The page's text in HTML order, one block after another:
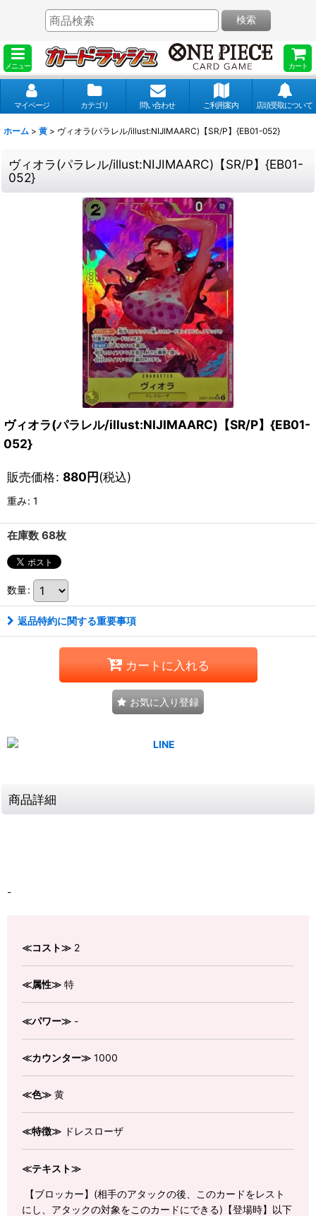
メニュー カート
検索
マイページ カテゴリ 問い合わせ ご利用案内 店頭受取について
ホーム > 黄 > ヴィオラ(パラレル/illust:NIJIMAARC)【SR/P】{EB01-052}
ヴィオラ(パラレル/illust:NIJIMAARC)【SR/P】{EB01-
052}
ヴィオラ(パラレル/illust:NIJIMAARC)【SR/P】{EB01-
052}
販売価格: 880円(税込)
重み: 1
在庫数 68枚
数量:
返品特約に関する重要事項
カートに入れる
お気に入り登録
商品詳細
-
≪コスト≫ 2
≪属性≫ 特
≪パワー≫ -
≪カウンター≫ 1000
≪色≫ 黄
≪特徴≫ ドレスローザ
≪テキスト≫
【ブロッカー】(相手のアタックの後、このカードをレスト
にし、アタックの対象をこのカードにできる)【登場時】以下